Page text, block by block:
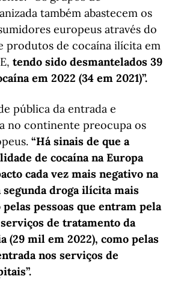
também abastecem os
europeus através do
produtos de cocaína ilícita em
tendo sido desmantelados 39
em 2022 (34 em 2021)”.
pública da entrada e
no continente preocupa os
“Há sinais de que a
de cocaína na Europa
cada vez mais negativo na
segunda droga ilícita mais
pessoas que entram pela
de tratamento da
(29 mil em 2022), como pelas
nos serviços de